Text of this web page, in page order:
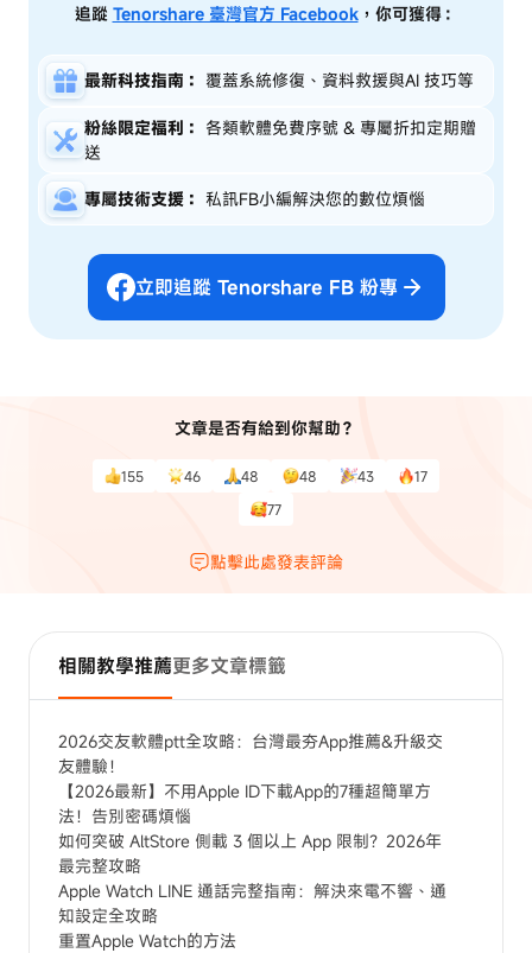
追蹤 Tenorshare 臺灣官方 Facebook，你可獲得：
最新科技指南： 覆蓋系統修復、資料救援與AI 技巧等
粉絲限定福利： 各類軟體免費序號 & 專屬折扣定期贈
送
專屬技術支援： 私訊FB小編解決您的數位煩惱
立即追蹤 Tenorshare FB 粉專
文章是否有給到你幫助？
155 46 48 48 43
17
77
點擊此處發表評論
相關教學推薦更多文章標籤
2026交友軟體ptt全攻略：台灣最夯App推薦&升級交
友體驗！
【2026最新】不用Apple ID下載App的7種超簡單方
法！告別密碼煩惱
如何突破 AltStore 側載 3 個以上 App 限制？2026年
最完整攻略
Apple Watch LINE 通話完整指南：解決來電不響、通
知設定全攻略
重置Apple Watch的方法